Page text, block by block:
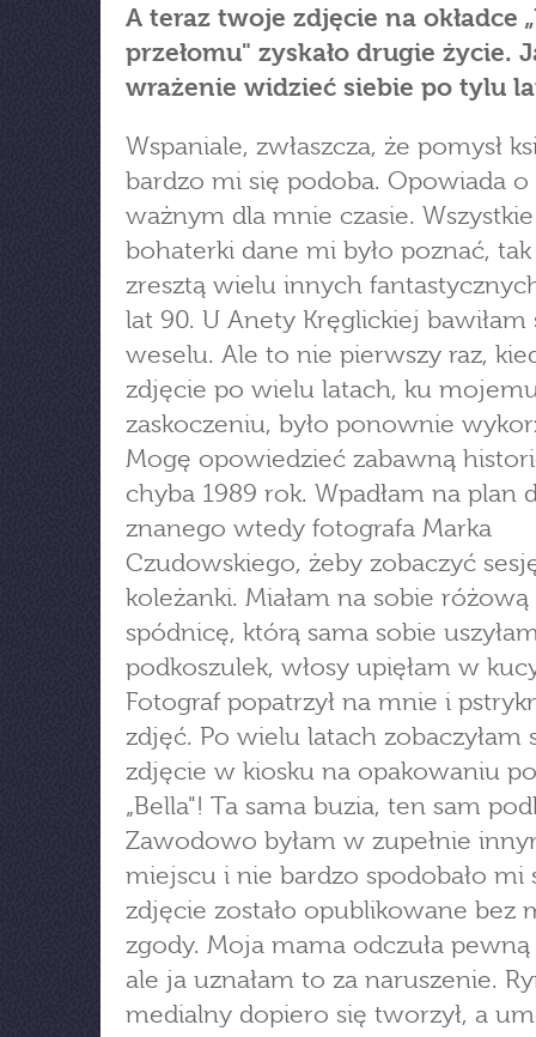
A teraz twoje zdjęcie na okładce
przełomu" zyskało drugie życie.
wrażenie widzieć siebie po tylu
Wspaniale, zwłaszcza, że pomysł
bardzo mi się podoba. Opowiada o
ważnym dla mnie czasie. Wszystkie
bohaterki dane mi było poznać,
zresztą wielu innych
lat 90. U Anety Kręglickiej bawiłam
weselu. Ale to nie pierwszy raz,
zdjęcie po wielu latach, ku
zaskoczeniu, było ponownie
Mogę opowiedzieć zabawną
chyba 1989 rok. Wpadłam na plan
znanego wtedy fotografa Marka
Czudowskiego, żeby zobaczyć
koleżanki. Miałam na sobie różową
spódnicę, którą sama sobie
podkoszulek, włosy upięłam w
Fotograf popatrzył na mnie i
zdjęć. Po wielu latach zobaczyłam
zdjęcie w kiosku na opakowaniu
„Bella"! Ta sama buzia, ten sam
Zawodowo byłam w zupełnie
miejscu i nie bardzo spodobało mi
zdjęcie zostało opublikowane bez
zgody. Moja mama odczuła
ale ja uznałam to za naruszenie.
medialny dopiero się tworzył, a